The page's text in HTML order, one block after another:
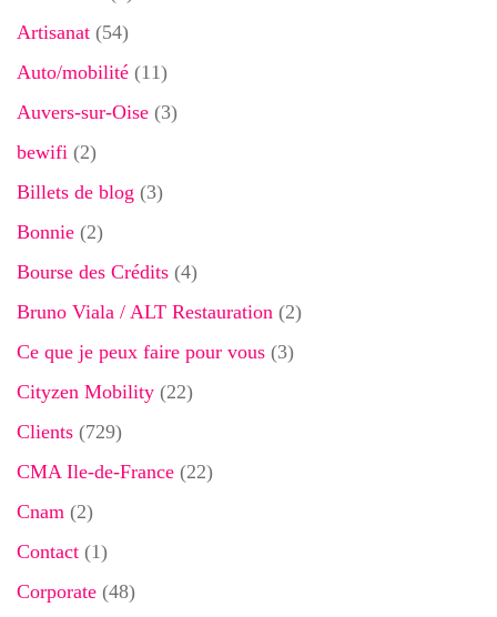
Artisanat (54)
Auto/mobilité (11)
Auvers-sur-Oise (3)
bewifi (2)
Billets de blog (3)
Bonnie (2)
Bourse des Crédits (4)
Bruno Viala / ALT Restauration (2)
Ce que je peux faire pour vous (3)
Cityzen Mobility (22)
Clients (729)
CMA Ile-de-France (22)
Cnam (2)
Contact (1)
Corporate (48)